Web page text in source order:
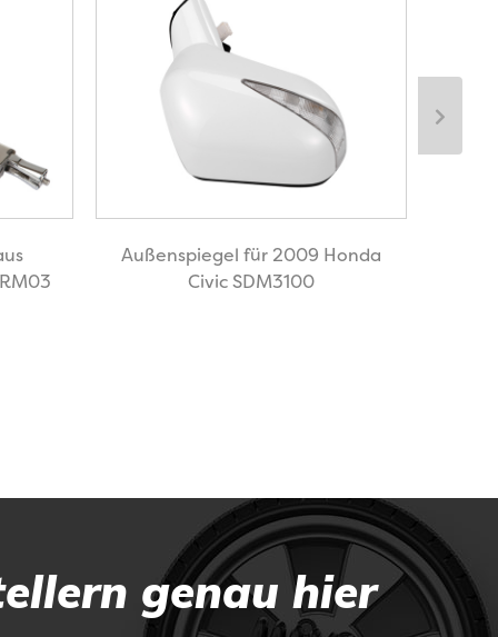
Außenspiegel für 2009 Honda
Civic SDM3100
genau hier